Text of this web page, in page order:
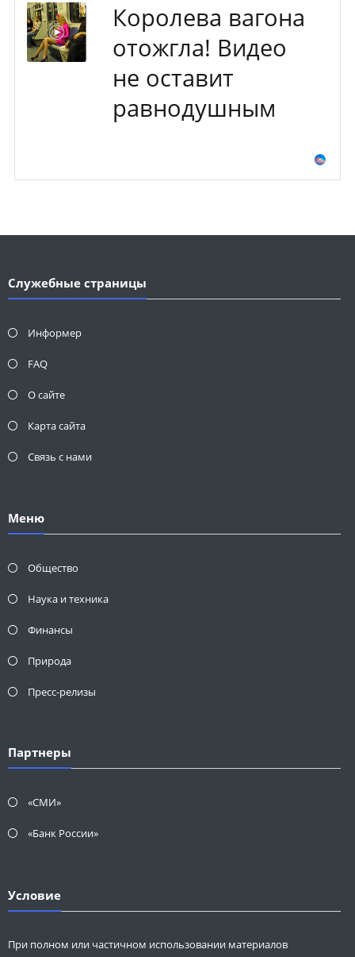
Королева вагона
отожгла! Видео
не оставит
равнодушным
Служебные страницы
Информер
FAQ
О сайте
Карта сайта
Связь с нами
Меню
Общество
Наука и техника
Финансы
Природа
Пресс-релизы
Партнеры
«СМИ»
«Банк России»
Условие
При полном или частичном использовании материалов